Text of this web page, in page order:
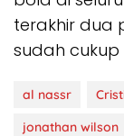
terakhir dua
sudah
al nassr
jonathan wilson